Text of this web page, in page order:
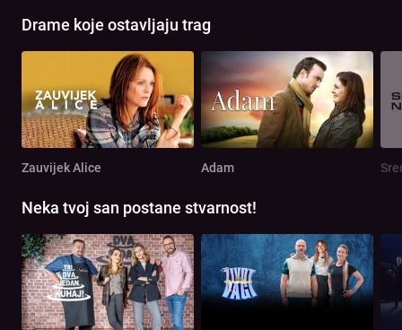
Drame koje ostavljaju trag
Zauvijek Alice Adam
Neka tvoj san postane stvarnost!